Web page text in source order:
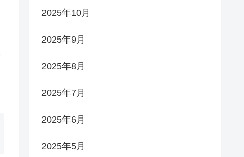
2025年10月
2025年9月
2025年8月
2025年7月
2025年6月
2025年5月